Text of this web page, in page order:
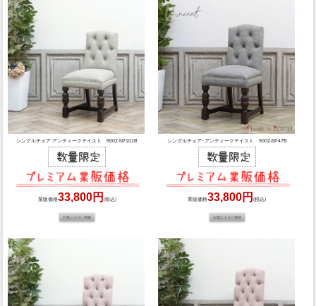
シングルチェア アンティークテイスト 9002-5P101B
業販価格33,800円 (税込)
シングルチェア･アンティークテイスト 9002-5P47B
業販価格33,800円(税込)